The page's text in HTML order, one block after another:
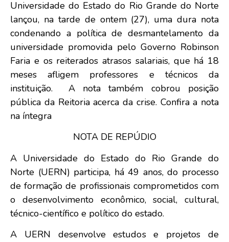
Universidade do Estado do Rio Grande do Norte
lançou, na tarde de ontem (27), uma dura nota
condenando a política de desmantelamento da
universidade promovida pelo Governo Robinson
Faria e os reiterados atrasos salariais, que há 18
meses afligem professores e técnicos da
instituição. A nota também cobrou posição
pública da Reitoria acerca da crise. Confira a nota
na íntegra
NOTA DE REPÚDIO
A Universidade do Estado do Rio Grande do
Norte (UERN) participa, há 49 anos, do processo
de formação de profissionais comprometidos com
o desenvolvimento econômico, social, cultural,
técnico-científico e político do estado.
A UERN desenvolve estudos e projetos de